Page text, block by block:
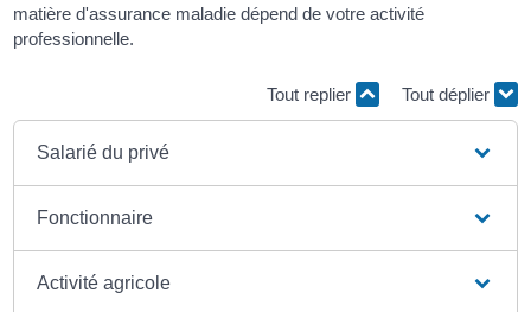
matière d'assurance maladie dépend de votre activité
professionnelle.
Tout replier Tout déplier
Salarié du privé
Fonctionnaire
Activité agricole